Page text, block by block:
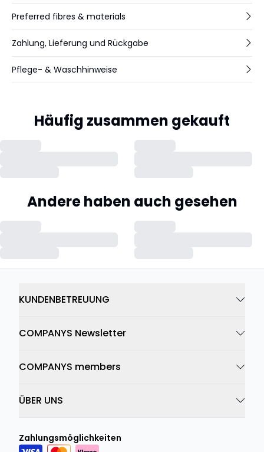
Preferred fibres & materials
Zahlung, Lieferung und Rückgabe
Pflege- & Waschhinweise
Häufig zusammen gekauft
Andere haben auch gesehen
KUNDENBETREUUNG
COMPANYS Newsletter
COMPANYS members
ÜBER UNS
Zahlungsmöglichkeiten